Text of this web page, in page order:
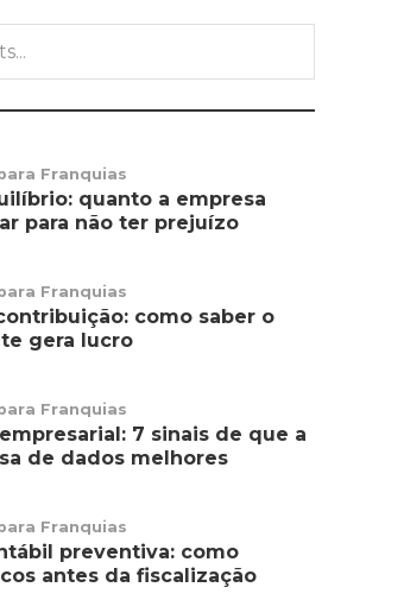
Franquias
quanto a empresa
para não ter prejuízo
Franquias
como saber o
gera lucro
Franquias
7 sinais de que a
de dados melhores
Franquias
preventiva: como
antes da fiscalização